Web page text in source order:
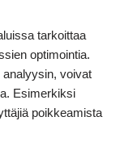
tarkoittaa
optimointia.
analyysin, voivat
Esimerkiksi
poikkeamista